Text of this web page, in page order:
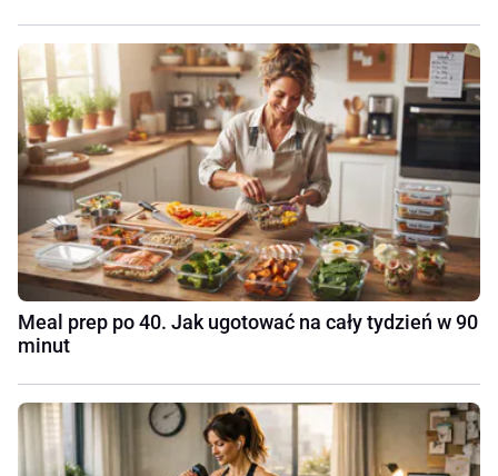
Meal prep po 40. Jak ugotować na cały tydzień w 90
minut